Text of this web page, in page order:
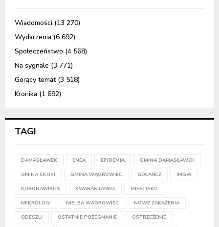
Wiadomości (13 270)
Wydarzenia (6 692)
Społeczeństwo (4 568)
Na sygnale (3 771)
Gorący temat(3 518)
Kronika (1 692)
TAGI
DAMASŁAWEK ENEA EPIDEMIA GMINA DAMASŁAWEK
GMINA SKOKI GMINA WĄGROWIEC GOŁAŃCZ IMGW
KORONAWIRUS KWARANTANNA MIEŚCISKO
NEKROLOGI NIELBA WĄGROWIEC NOWE ZAKAŻENIA
ODESZLI OSTATNIE POŻEGNANIE OSTRZEŻENIE